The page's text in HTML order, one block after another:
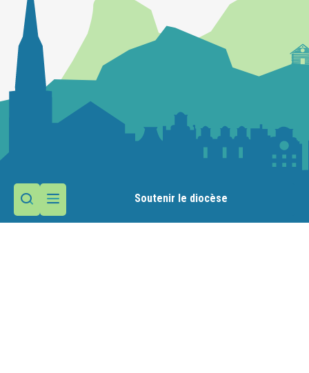
Soutenir le diocèse